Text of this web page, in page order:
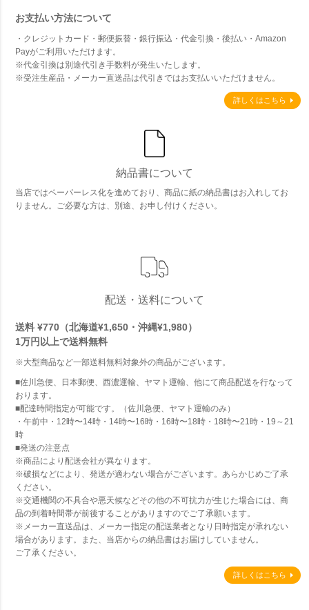
お支払い方法について
・クレジットカード・郵便振替・銀行振込・代金引換・後払い・Amazon
Payがご利用いただけます。
※代金引換は別途代引き手数料が発生いたします。
※受注生産品・メーカー直送品は代引きではお支払いいただけません。
詳しくはこちら
納品書について
当店ではペーパーレス化を進めており、商品に紙の納品書はお入れしてお
りません。ご必要な方は、別途、お申し付けください。
配送・送料について
送料 ¥770（北海道¥1,650・沖縄¥1,980）
1万円以上で送料無料
※大型商品など一部送料無料対象外の商品がございます。
■佐川急便、日本郵便、西濃運輸、ヤマト運輸、他にて商品配送を行なって
おります。
■配達時間指定が可能です。（佐川急便、ヤマト運輸のみ）
・午前中・12時〜14時・14時〜16時・16時〜18時・18時〜21時・19～21
時
■発送の注意点
※商品により配送会社が異なります。
※破損などにより、発送が適わない場合がございます。あらかじめご了承
ください。
※交通機関の不具合や悪天候などその他の不可抗力が生じた場合には、商
品の到着時間帯が前後することがありますのでご了承願います。
※メーカー直送品は、メーカー指定の配送業者となり日時指定が承れない
場合があります。また、当店からの納品書はお届けしていません。
ご了承ください。
詳しくはこちら